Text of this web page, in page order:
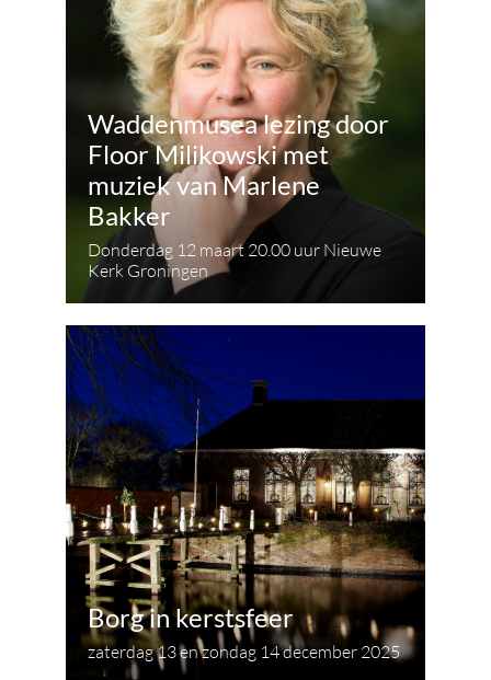
Waddenmusea lezing door
Floor Milikowski met
muziek van Marlene
Bakker
Donderdag 12 maart 20.00 uur Nieuwe
Kerk Groningen
Borg in kerstsfeer
zaterdag 13 en zondag 14 december 2025